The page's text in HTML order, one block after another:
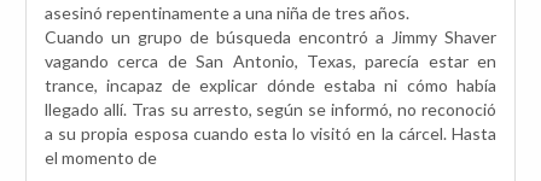
asesinó repentinamente a una niña de tres años.
Cuando un grupo de búsqueda encontró a Jimmy Shaver
vagando cerca de San Antonio, Texas, parecía estar en
trance, incapaz de explicar dónde estaba ni cómo había
llegado allí. Tras su arresto, según se informó, no reconoció
a su propia esposa cuando esta lo visitó en la cárcel. Hasta
el momento de